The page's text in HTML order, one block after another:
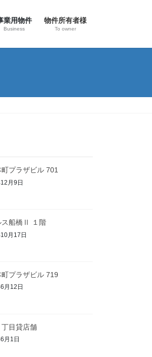
業用物件
Business
物件所有者様
To owner
プラザビル 701
月9日
ス船橋Ⅱ １階
月17日
プラザビル 719
月12日
目貸店舗
月1日